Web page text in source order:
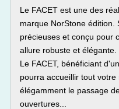
Le FACET est une des
marque NorStone édition.
précieuses et conçu pour
allure robuste et élégante.
Le FACET, bénéficiant
pourra accueillir tout
élégamment le passage
ouvertures...